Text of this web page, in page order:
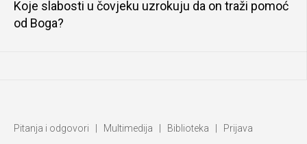
Koje slabosti u čovjeku uzrokuju da on traži pomoć
od Boga?
Pitanja i odgovori Multimedija Biblioteka Prijava